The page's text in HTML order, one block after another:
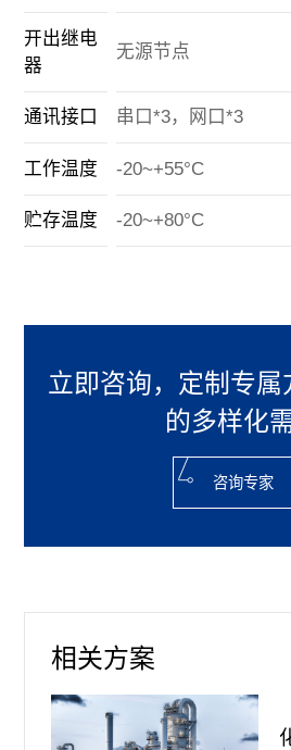
开出继电
器
无源节点
通讯接口 串口*3，网口*3
工作温度 -20~+55°C
贮存温度 -20~+80°C
立即咨询，定制专
的多样化
咨询专家
相关方案